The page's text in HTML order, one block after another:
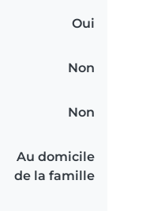
Oui
Non
Non
Au domicile
de la famille